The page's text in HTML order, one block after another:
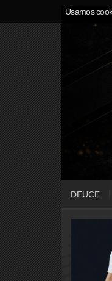
DEUCE
Usamos